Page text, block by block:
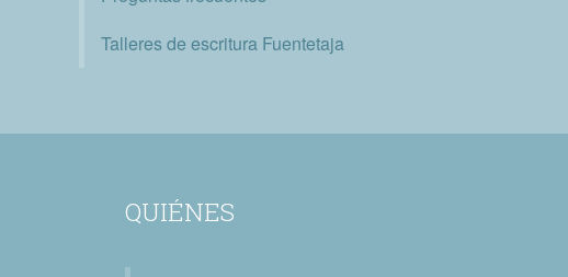
Talleres de escritura Fuentetaja
QUIÉNES